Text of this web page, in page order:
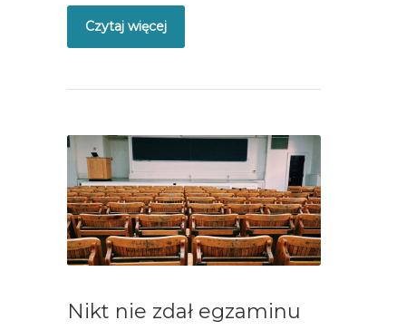
Czytaj więcej
Nikt nie zdał egzaminu